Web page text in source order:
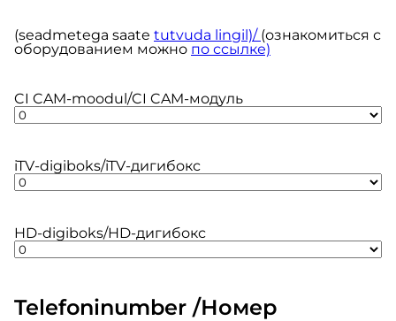
(seadmetega saate tutvuda lingil)/ (ознакомиться с
оборудованием можно по ссылке)
CI CAM-moodul/CI CAM-модуль
iTV-digiboks/iTV-дигибокс
HD-digiboks/HD-дигибокс
Telefoninumber /Номер